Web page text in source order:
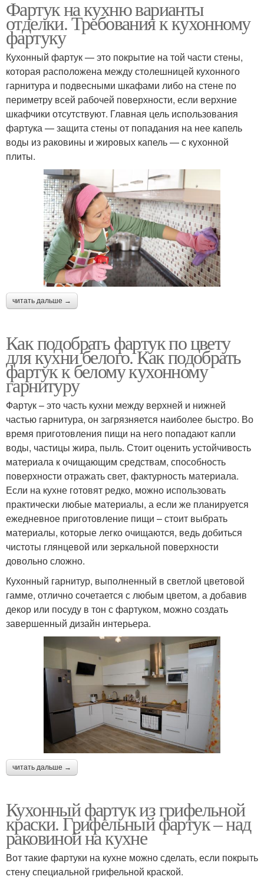
Фартук на кухню варианты
отделки. Требования к кухонному
фартуку
Кухонный фартук — это покрытие на той части стены,
которая расположена между столешницей кухонного
гарнитура и подвесными шкафами либо на стене по
периметру всей рабочей поверхности, если верхние
шкафчики отсутствуют. Главная цель использования
фартука — защита стены от попадания на нее капель
воды из раковины и жировых капель — с кухонной
плиты.
читать дальше →
Как подобрать фартук по цвету
для кухни белого. Как подобрать
фартук к белому кухонному
гарнитуру
Фартук – это часть кухни между верхней и нижней
частью гарнитура, он загрязняется наиболее быстро. Во
время приготовления пищи на него попадают капли
воды, частицы жира, пыль. Стоит оценить устойчивость
материала к очищающим средствам, способность
поверхности отражать свет, фактурность материала.
Если на кухне готовят редко, можно использовать
практически любые материалы, а если же планируется
ежедневное приготовление пищи – стоит выбрать
материалы, которые легко очищаются, ведь добиться
чистоты глянцевой или зеркальной поверхности
довольно сложно.
Кухонный гарнитур, выполненный в светлой цветовой
гамме, отлично сочетается с любым цветом, а добавив
декор или посуду в тон с фартуком, можно создать
завершенный дизайн интерьера.
читать дальше →
Кухонный фартук из грифельной
краски. Грифельный фартук – над
раковиной на кухне
Вот такие фартуки на кухне можно сделать, если покрыть
стену специальной грифельной краской.